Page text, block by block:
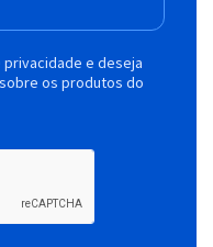
e deseja
os produtos do